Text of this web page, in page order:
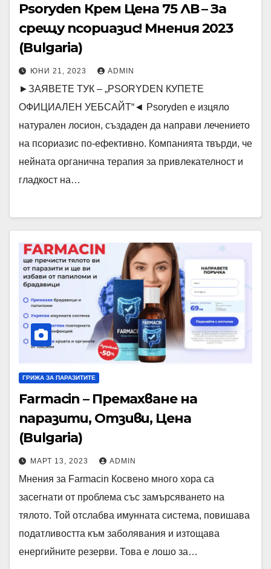
Psoryden Крем Цена 75 ЛВ – За
срещу псориазис! Мнения 2023
(Bulgaria)
ЮНИ 21, 2023 ADMIN
►ЗАЯВЕТЕ ТУК – „PSORYDEN КУПЕТЕ
ОФИЦИАЛЕН УЕБСАЙТ“◄ Psoryden е изцяло
натурален лосион, създаден да направи лечението
на псориазис по-ефективно. Компанията твърди, че
нейната органична терапия за привлекателност и
гладкост на…
ГРИЖА ЗА ПАРАЗИТИТЕ
Farmacin – Премахване на
паразити, Отзиви, Цена
(Bulgaria)
МАРТ 13, 2023 ADMIN
Мнения за Farmacin Косвено много хора са
засегнати от проблема със замърсяването на
тялото. Той отслабва имунната система, повишава
податливостта към заболявания и изтощава
енергийните резерви. Това е лошо за…